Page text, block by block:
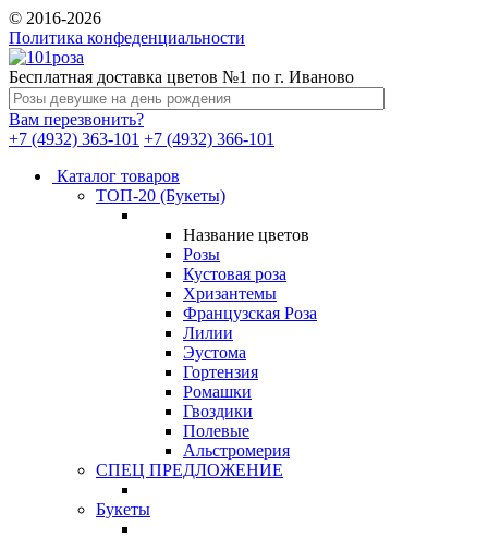
© 2016-2026
Политика конфеденциальности
Бесплатная доставка цветов №1 по г. Иваново
Вам перезвонить?
+7 (4932) 363-101 +7 (4932) 366-101
Каталог товаров
ТОП-20 (Букеты)
Название цветов
Розы
Кустовая роза
Хризантемы
Французская Роза
Лилии
Эустома
Гортензия
Ромашки
Гвоздики
Полевые
Альстромерия
СПЕЦ ПРЕДЛОЖЕНИЕ
Букеты